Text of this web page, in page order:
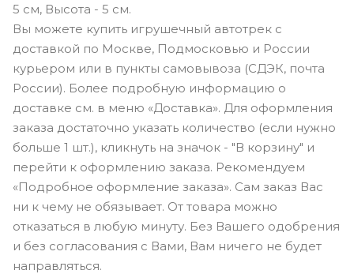
5 см, Высота - 5 см.
Вы можете купить игрушечный автотрек с
доставкой по Москве, Подмосковью и России
курьером или в пункты самовывоза (СДЭК, почта
России). Более подробную информацию о
доставке см. в меню «Доставка». Для оформления
заказа достаточно указать количество (если нужно
больше 1 шт.), кликнуть на значок - "В корзину" и
перейти к оформлению заказа. Рекомендуем
«Подробное оформление заказа». Сам заказ Вас
ни к чему не обязывает. От товара можно
отказаться в любую минуту. Без Вашего одобрения
и без согласования с Вами, Вам ничего не будет
направляться.